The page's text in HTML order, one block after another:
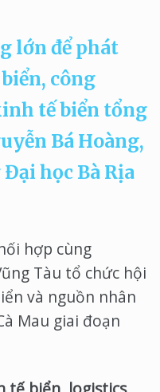
lớn để phát
công
tế biển tổng
Bá Hoàng,
học Bà Rịa
hợp cùng
Tàu tổ chức hội
và nguồn nhân
Mau giai đoạn